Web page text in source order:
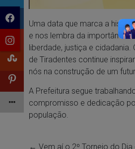
Uma data que marca a
e nos lembra da importância
liberdade, justiça e cidadania.
de Tiradentes continue
nós na construção de um
A Prefeitura segue
compromisso e dedicação
população.
← Vem aí o 2º Torneio do